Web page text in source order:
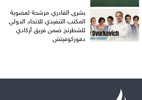
بشرى القادري مرشحة لعضوية
المكتب التنفيذي للاتحاد الدولي
للشطرنج ضمن فريق أركادي
دفوركوفيتش